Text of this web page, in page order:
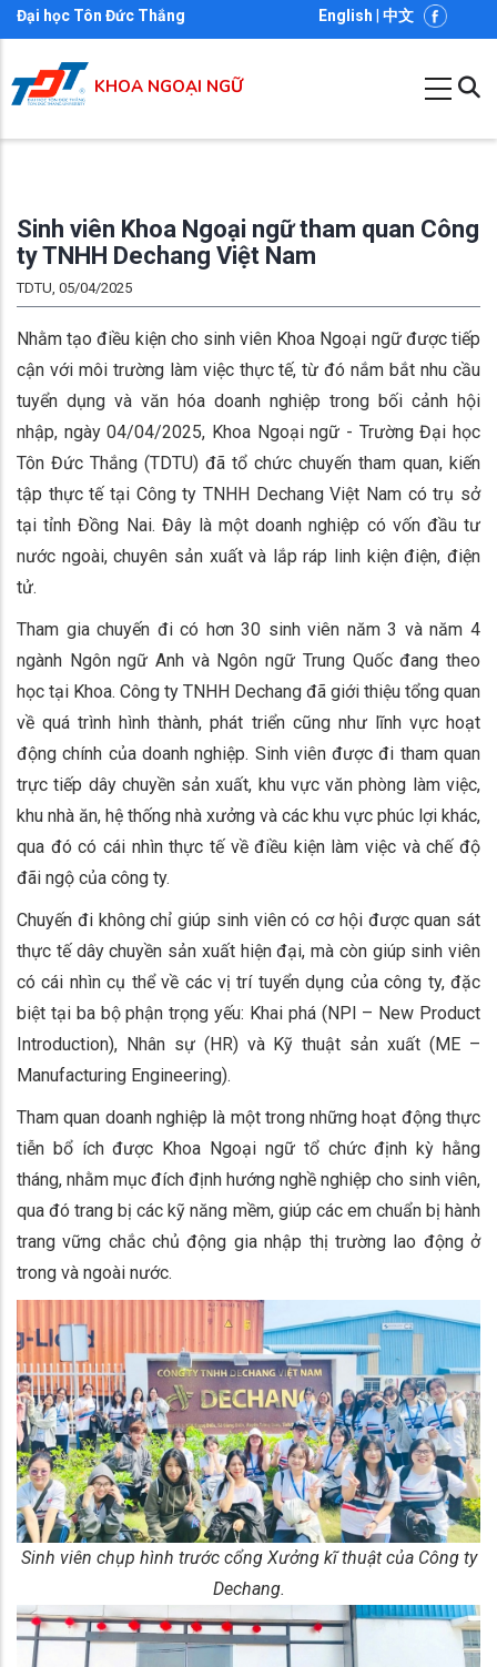
Nhảy
đến
nội
dung
Đại học Tôn Đức Thắng English 中文
KHOA NGOẠI NGỮ
Sinh viên Khoa Ngoại ngữ tham quan Công
ty TNHH Dechang Việt Nam
TDTU, 05/04/2025
Nhằm tạo điều kiện cho sinh viên Khoa Ngoại ngữ được tiếp
cận với môi trường làm việc thực tế, từ đó nắm bắt nhu cầu
tuyển dụng và văn hóa doanh nghiệp trong bối cảnh hội
nhập, ngày 04/04/2025, Khoa Ngoại ngữ - Trường Đại học
Tôn Đức Thắng (TDTU) đã tổ chức chuyến tham quan, kiến
tập thực tế tại Công ty TNHH Dechang Việt Nam có trụ sở
tại tỉnh Đồng Nai. Đây là một doanh nghiệp có vốn đầu tư
nước ngoài, chuyên sản xuất và lắp ráp linh kiện điện, điện
tử.
Tham gia chuyến đi có hơn 30 sinh viên năm 3 và năm 4
ngành Ngôn ngữ Anh và Ngôn ngữ Trung Quốc đang theo
học tại Khoa. Công ty TNHH Dechang đã giới thiệu tổng quan
về quá trình hình thành, phát triển cũng như lĩnh vực hoạt
động chính của doanh nghiệp. Sinh viên được đi tham quan
trực tiếp dây chuyền sản xuất, khu vực văn phòng làm việc,
khu nhà ăn, hệ thống nhà xưởng và các khu vực phúc lợi khác,
qua đó có cái nhìn thực tế về điều kiện làm việc và chế độ
đãi ngộ của công ty.
Chuyến đi không chỉ giúp sinh viên có cơ hội được quan sát
thực tế dây chuyền sản xuất hiện đại, mà còn giúp sinh viên
có cái nhìn cụ thể về các vị trí tuyển dụng của công ty, đặc
biệt tại ba bộ phận trọng yếu: Khai phá (NPI – New Product
Introduction), Nhân sự (HR) và Kỹ thuật sản xuất (ME –
Manufacturing Engineering).
Tham quan doanh nghiệp là một trong những hoạt động thực
tiễn bổ ích được Khoa Ngoại ngữ tổ chức định kỳ hằng
tháng, nhằm mục đích định hướng nghề nghiệp cho sinh viên,
qua đó trang bị các kỹ năng mềm, giúp các em chuẩn bị hành
trang vững chắc chủ động gia nhập thị trường lao động ở
trong và ngoài nước.
Sinh viên chụp hình trước cổng Xưởng kĩ thuật của Công ty
Dechang.